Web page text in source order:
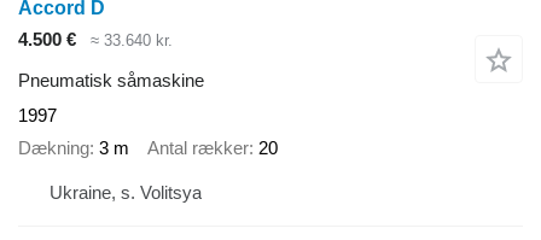
Accord D
4.500 €
≈ 33.640 kr.
Pneumatisk såmaskine
1997
Dækning 3 m Antal rækker 20
Ukraine, s. Volitsya